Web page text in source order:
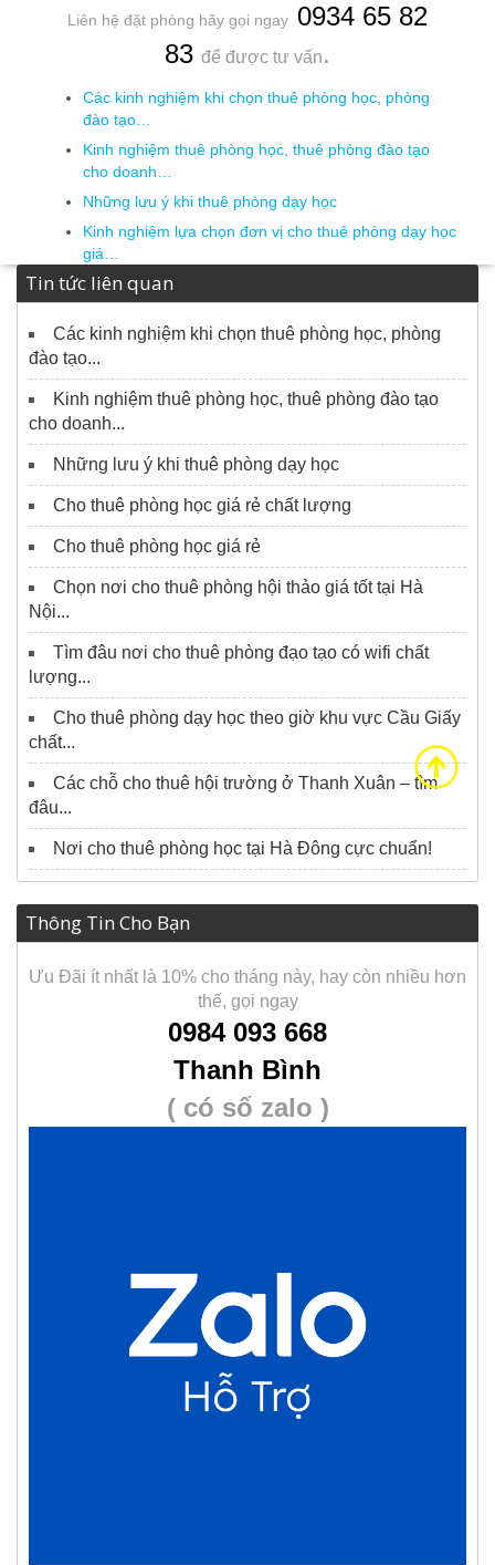
Liên hệ đặt phòng hãy gọi ngay 0934 65 82
83 để được tư vấn.
Các kinh nghiệm khi chọn thuê phòng học, phòng
đào tạo…
Kinh nghiệm thuê phòng học, thuê phòng đào tạo
cho doanh…
Những lưu ý khi thuê phòng dạy học
Kinh nghiệm lựa chọn đơn vị cho thuê phòng dạy học
giá…
Tin tức liên quan
Các kinh nghiệm khi chọn thuê phòng học, phòng
đào tạo...
Kinh nghiệm thuê phòng học, thuê phòng đào tạo
cho doanh...
Những lưu ý khi thuê phòng dạy học
Cho thuê phòng học giá rẻ chất lượng
Cho thuê phòng học giá rẻ
Chọn nơi cho thuê phòng hội thảo giá tốt tại Hà
Nội...
Tìm đâu nơi cho thuê phòng đạo tạo có wifi chất
lượng...
Cho thuê phòng dạy học theo giờ khu vực Cầu Giấy
chất...
Các chỗ cho thuê hội trường ở Thanh Xuân – tìm
đâu...
Nơi cho thuê phòng học tại Hà Đông cực chuẩn!
Thông Tin Cho Bạn
Ưu Đãi ít nhất là 10% cho tháng này, hay còn nhiều hơn
thế, gọi ngay
0984 093 668
Thanh Bình
( có số zalo )